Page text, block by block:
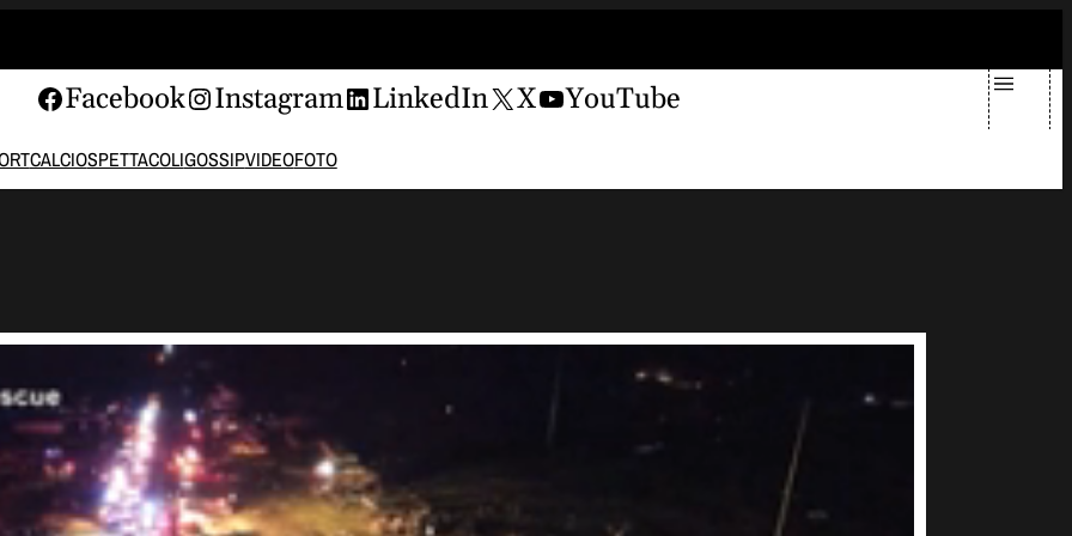
Facebook Instagram LinkedIn X YouTube
CALCIOSPETTACOLIGOSSIPVIDEOFOTO